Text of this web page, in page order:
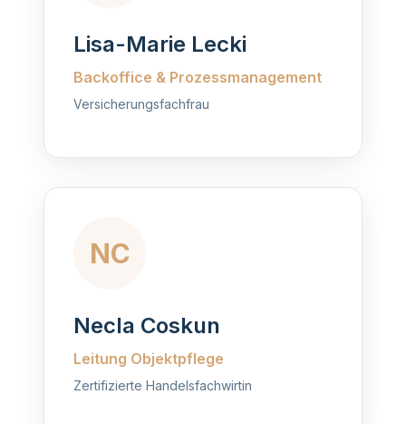
Lisa-Marie Lecki
Backoffice & Prozessmanagement
Versicherungsfachfrau
NC
Necla Coskun
Leitung Objektpflege
Zertifizierte Handelsfachwirtin